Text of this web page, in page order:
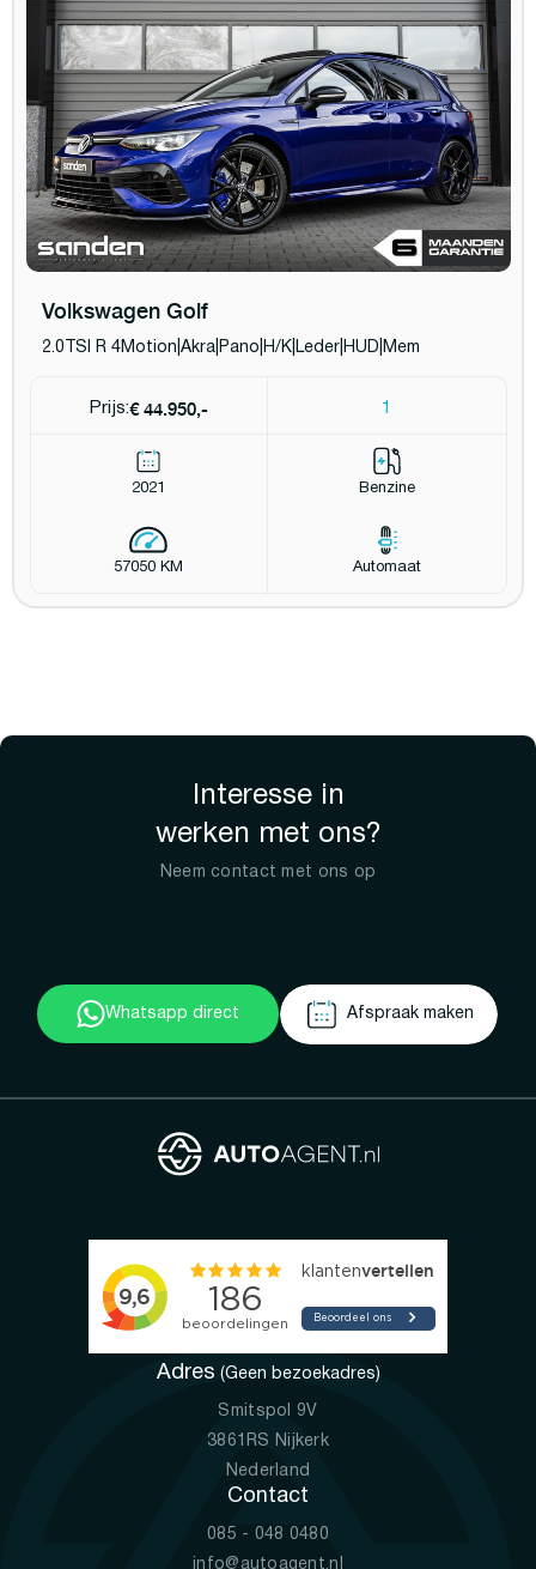
Volkswagen Golf
2.0TSI R 4Motion|Akra|Pano|H/K|Leder|HUD|Mem
Prijs:€ 44.950,- 1
2021 Benzine
57050 KM Automaat
Interesse in
werken met ons?
Neem contact met ons op
Whatsapp direct Afspraak maken
Adres (Geen bezoekadres)
Smitspol 9V
3861RS Nijkerk
Nederland
Contact
085 - 048 0480
info@autoagent.nl